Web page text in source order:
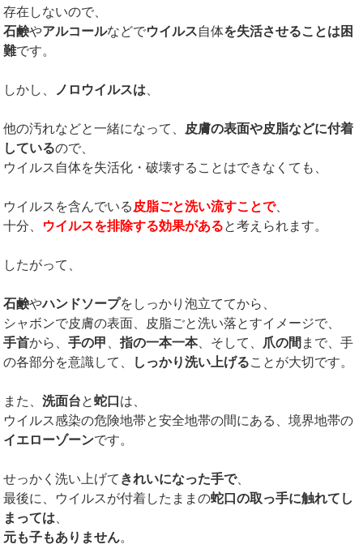
存在しないので、
石鹸やアルコールなどでウイルス自体を失活させることは困
難です。
しかし、 ノロウイルスは
他の汚れなどと一緒になって、 皮膚の表面や皮脂などに付着
しているので、
ウイルス自体を失活化・破壊することはできなくても、
ウイルスを含んでいる 皮脂ごと洗い流すことで、
十分、 ウイルスを排除する効果があると考えられます。
したがって、
石鹸やハンドソープをしっかり泡立ててから、
シャボンで皮膚の表面、皮脂ごと洗い落とすイメージで、
手首から、手の甲 、指の一本一本、そして、 爪の間 まで、手
の各部分を意識して、
しっかり洗い上げることが大切です。
また、洗面台と蛇口 は、
ウイルス感染の危険地帯と安全地帯の間にある、境界地帯の
イエローゾーンです。
せっかく洗い上げて きれいになった手で、
最後に、ウイルスが付着したままの蛇口の取っ手に触れてし
まっては
元も子もありません。